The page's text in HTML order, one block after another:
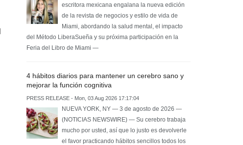
escritora mexicana engalana la nueva edición
de la revista de negocios y estilo de vida de
Miami, abordando la salud mental, el impacto
del Método LiberaSueña y su próxima participación en la
Feria del Libro de Miami —
4 hábitos diarios para mantener un cerebro sano y
mejorar la función cognitiva
PRESS RELEASE - Mon, 03 Aug 2026 17:17:04
NUEVA YORK, NY — 3 de agosto de 2026 —
(NOTICIAS NEWSWIRE) — Su cerebro trabaja
mucho por usted, así que lo justo es devolverle
el favor practicando hábitos sencillos todos los